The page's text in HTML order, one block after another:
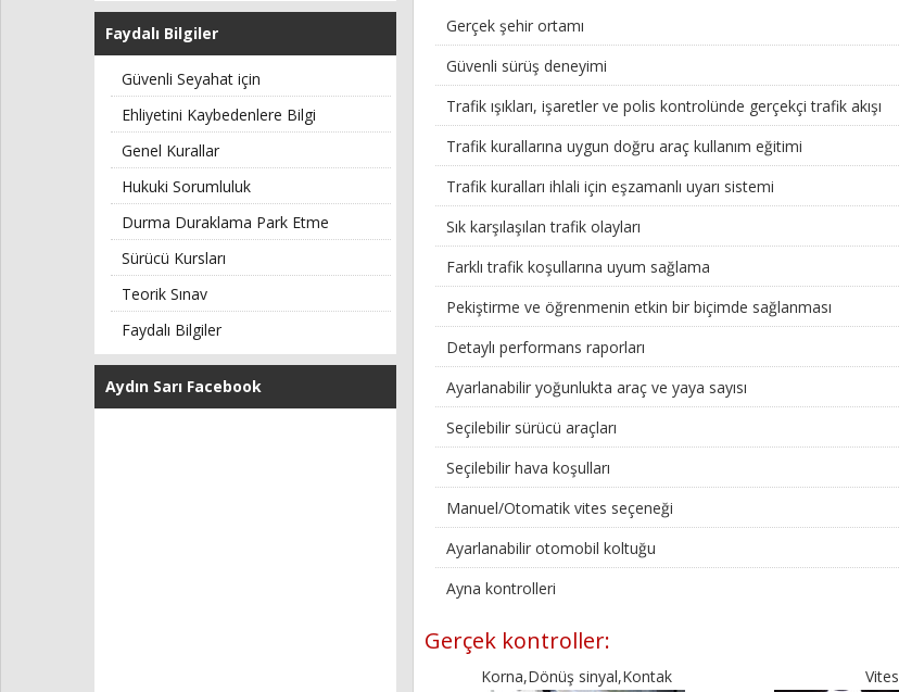
Faydalı Bilgiler
Güvenli Seyahat için
Ehliyetini Kaybedenlere Bilgi
Genel Kurallar
Hukuki Sorumluluk
Durma Duraklama Park Etme
Sürücü Kursları
Teorik Sınav
Faydalı Bilgiler
Aydın Sarı Facebook
Gerçek şehir ortamı
Güvenli sürüş deneyimi
Trafik ışıkları, işaretler ve polis kontrolünde gerçekçi trafik akışı
Trafik kurallarına uygun doğru araç kullanım eğitimi
Trafik kuralları ihlali için eşzamanlı uyarı sistemi
Sık karşılaşılan trafik olayları
Farklı trafik koşullarına uyum sağlama
Pekiştirme ve öğrenmenin etkin bir biçimde sağlanması
Detaylı performans raporları
Ayarlanabilir yoğunlukta araç ve yaya sayısı
Seçilebilir sürücü araçları
Seçilebilir hava koşulları
Manuel/Otomatik vites seçeneği
Ayarlanabilir otomobil koltuğu
Ayna kontrolleri
Gerçek kontroller:
Korna,Dönüş sinyal,Kontak Vites